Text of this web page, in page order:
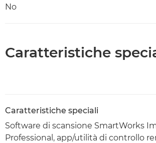
No
Caratteristiche
Caratteristiche speciali
Software di scansione SmartWorks
Professional, app/utilità di controllo